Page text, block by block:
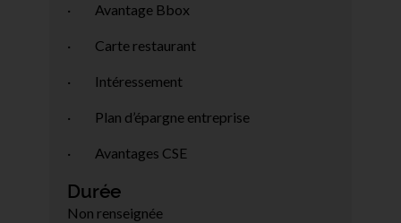
· Avantage Bbox
· Carte restaurant
· Intéressement
· Plan d’épargne entreprise
· Avantages CSE
Durée
Non renseignée